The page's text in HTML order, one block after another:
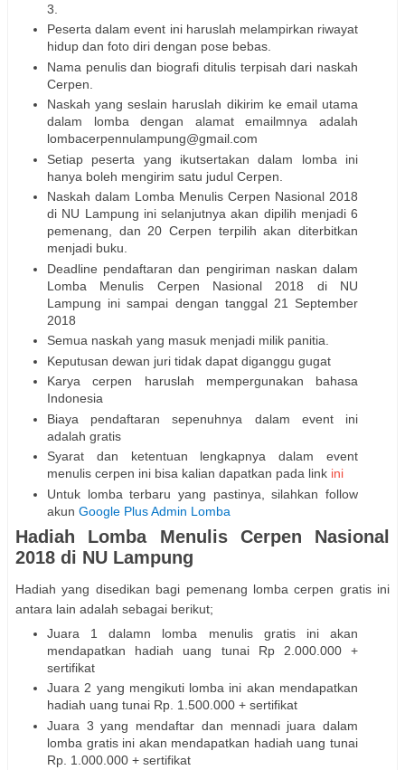
3.
Peserta dalam event ini haruslah melampirkan riwayat
hidup dan foto diri dengan pose bebas.
Nama penulis dan biografi ditulis terpisah dari naskah
Cerpen.
Naskah yang seslain haruslah dikirim ke email utama
dalam lomba dengan alamat emailmnya adalah
lombacerpennulampung@gmail.com
Setiap peserta yang ikutsertakan dalam lomba ini
hanya boleh mengirim satu judul Cerpen.
Naskah dalam Lomba Menulis Cerpen Nasional 2018
di NU Lampung ini selanjutnya akan dipilih menjadi 6
pemenang, dan 20 Cerpen terpilih akan diterbitkan
menjadi buku.
Deadline pendaftaran dan pengiriman naskan dalam
Lomba Menulis Cerpen Nasional 2018 di NU
Lampung ini sampai dengan tanggal 21 September
2018
Semua naskah yang masuk menjadi milik panitia.
Keputusan dewan juri tidak dapat diganggu gugat
Karya cerpen haruslah mempergunakan bahasa
Indonesia
Biaya pendaftaran sepenuhnya dalam event ini
adalah gratis
Syarat dan ketentuan lengkapnya dalam event
menulis cerpen ini bisa kalian dapatkan pada link ini
Untuk lomba terbaru yang pastinya, silahkan follow
akun Google Plus Admin Lomba
Hadiah Lomba Menulis Cerpen Nasional
2018 di NU Lampung
Hadiah yang disedikan bagi pemenang lomba cerpen gratis ini
antara lain adalah sebagai berikut;
Juara 1 dalamn lomba menulis gratis ini akan
mendapatkan hadiah uang tunai Rp 2.000.000 +
sertifikat
Juara 2 yang mengikuti lomba ini akan mendapatkan
hadiah uang tunai Rp. 1.500.000 + sertifikat
Juara 3 yang mendaftar dan mennadi juara dalam
lomba gratis ini akan mendapatkan hadiah uang tunai
Rp. 1.000.000 + sertifikat